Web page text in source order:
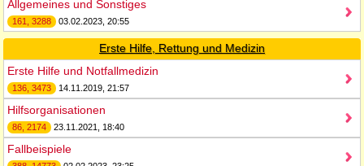
Allgemeines und Sonstiges
161, 3288 03.02.2023, 20:55
Erste Hilfe, Rettung und Medizin
Erste Hilfe und Notfallmedizin
136, 3473 14.11.2019, 21:57
Hilfsorganisationen
86, 2174 23.11.2021, 18:40
Fallbeispiele